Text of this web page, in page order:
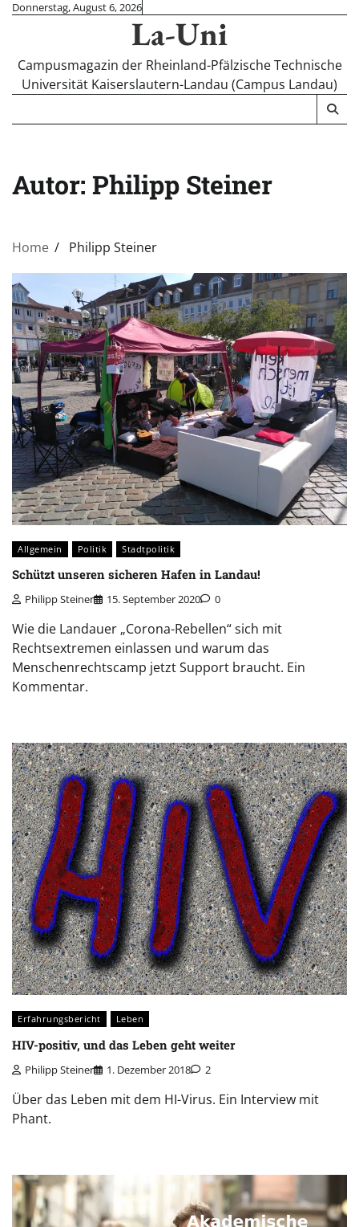
SkipDonnerstag, August 6, 2026
La-Uni
Campusmagazin der Rheinland-Pfälzische Technische
Universität Kaiserslautern-Landau (Campus Landau)
Autor: Philipp Steiner
Home Philipp Steiner
Allgemein Politik Stadtpolitik
Schützt unseren sicheren Hafen in Landau!
Philipp Steiner 15. September 2020 0
Wie die Landauer „Corona-Rebellen“ sich mit
Rechtsextremen einlassen und warum das
Menschenrechtscamp jetzt Support braucht. Ein
Kommentar.
Erfahrungsbericht Leben
HIV-positiv, und das Leben geht weiter
Philipp Steiner 1. Dezember 2018 2
Über das Leben mit dem HI-Virus. Ein Interview mit
Phant.